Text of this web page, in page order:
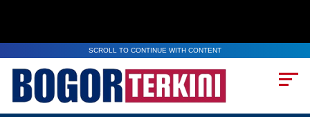
SCROLL TO CONTINUE WITH CONTENT